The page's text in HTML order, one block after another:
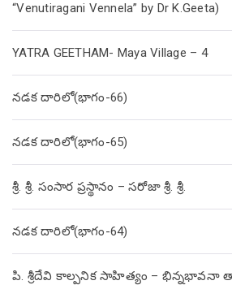
“Venutiragani Vennela” by Dr K.Geeta)
YATRA GEETHAM- Maya Village – 4
నడక దారిలో(భాగం-66)
నడక దారిలో(భాగం-65)
శ్రీ. శ్రీ. సంసార ప్రస్థానం – సరోజా శ్రీ. శ్రీ.
నడక దారిలో(భాగం-64)
పి. శ్రీదేవి కాల్పనిక సాహిత్యం – భిన్నభావనా